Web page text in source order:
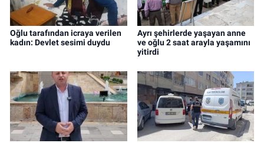
Oğlu tarafından icraya verilen
kadın: Devlet sesimi duydu
Ayrı şehirlerde yaşayan anne
ve oğlu 2 saat arayla yaşamını
yitirdi